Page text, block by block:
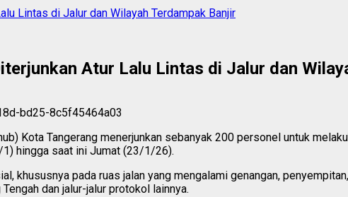
Lintas di Jalur dan Wilayah Terdampak Banjir
Atur Lalu Lintas di Jalur dan
Kota Tangerang menerjunkan sebanyak 200 personel untuk
hingga saat ini Jumat (23/1/26).
pada ruas jalan yang mengalami genangan,
dan jalur-jalur protokol lainnya.